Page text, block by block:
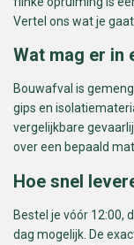
Vertel ons wat je
Wat mag er in
Bouwafval is
gips en
vergelijkbare
over een bepaald
Hoe snel
Bestel je vóór 12:00,
dag mogelijk. De